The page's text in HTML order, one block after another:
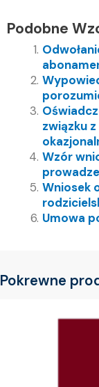
Podobne
związku
Wzór
Wniosek
Umowa
Pokrewne